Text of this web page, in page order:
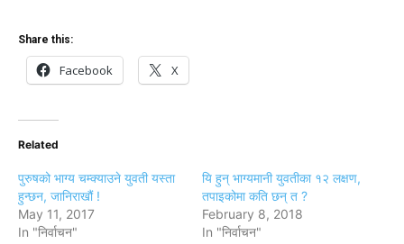
Share this:
Facebook X
Related
पुरुषको भाग्य चम्क्याउने युवती यस्ता
हुन्छन, जानिराखौं !
May 11, 2017
In "निर्वाचन"
यि हुन् भाग्यमानी युवतीका १२ लक्षण,
तपाइकोमा कति छन् त ?
February 8, 2018
In "निर्वाचन"